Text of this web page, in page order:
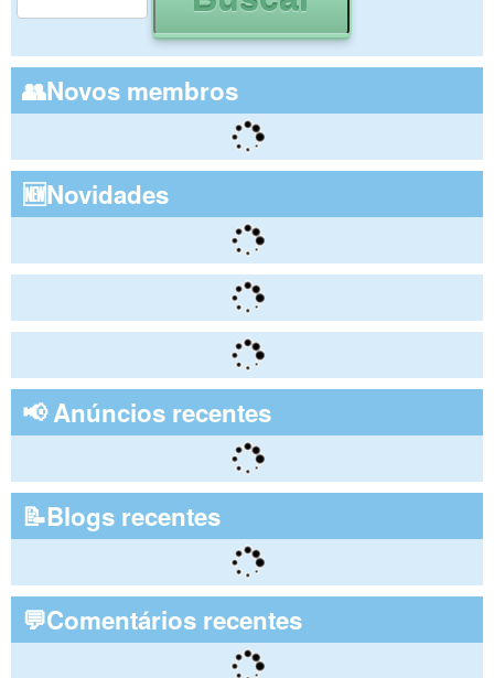
👥Novos membros
🆕Novidades
📢 Anúncios recentes
📝Blogs recentes
💬Comentários recentes